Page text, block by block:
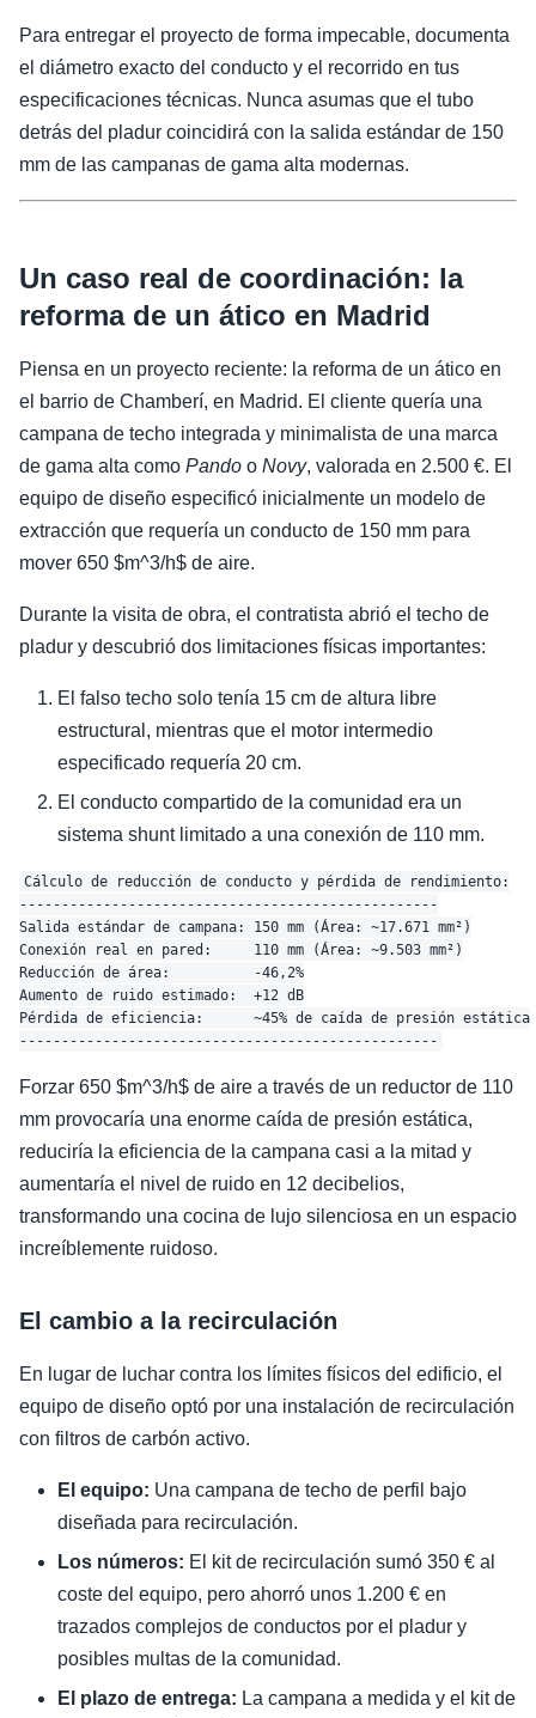
Para entregar el proyecto de forma impecable, documenta
el diámetro exacto del conducto y el recorrido en tus
especificaciones técnicas. Nunca asumas que el tubo
detrás del pladur coincidirá con la salida estándar de 150
mm de las campanas de gama alta modernas.
Un caso real de coordinación: la
reforma de un ático en Madrid
Piensa en un proyecto reciente: la reforma de un ático en
el barrio de Chamberí, en Madrid. El cliente quería una
campana de techo integrada y minimalista de una marca
de gama alta como Pando o Novy, valorada en 2.500 €. El
equipo de diseño especificó inicialmente un modelo de
extracción que requería un conducto de 150 mm para
mover 650 $m^3/h$ de aire.
Durante la visita de obra, el contratista abrió el techo de
pladur y descubrió dos limitaciones físicas importantes:
El falso techo solo tenía 15 cm de altura libre
estructural, mientras que el motor intermedio
especificado requería 20 cm.
El conducto compartido de la comunidad era un
sistema shunt limitado a una conexión de 110 mm.
Cálculo de reducción de conducto y pérdida de rendimiento:
--------------------------------------------------
Salida estándar de campana: 150 mm (Área: ~17.671 mm²)
Conexión real en pared:     110 mm (Área: ~9.503 mm²)
Reducción de área:          -46,2%
Aumento de ruido estimado:  +12 dB
Pérdida de eficiencia:      ~45% de caída de presión estática
Forzar 650 $m^3/h$ de aire a través de un reductor de 110
mm provocaría una enorme caída de presión estática,
reduciría la eficiencia de la campana casi a la mitad y
aumentaría el nivel de ruido en 12 decibelios,
transformando una cocina de lujo silenciosa en un espacio
increíblemente ruidoso.
El cambio a la recirculación
En lugar de luchar contra los límites físicos del edificio, el
equipo de diseño optó por una instalación de recirculación
con filtros de carbón activo.
El equipo: Una campana de techo de perfil bajo
diseñada para recirculación.
Los números: El kit de recirculación sumó 350 € al
coste del equipo, pero ahorró unos 1.200 € en
trazados complejos de conductos por el pladur y
posibles multas de la comunidad.
El plazo de entrega: La campana a medida y el kit de